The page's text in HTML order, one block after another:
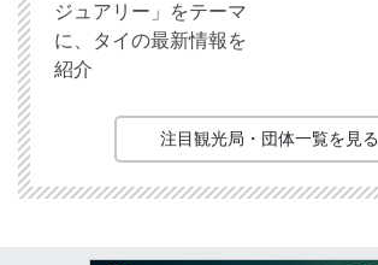
ジュアリー」をテーマ
に、タイの最新情報を
紹介
注目観光局・団体一覧を見る